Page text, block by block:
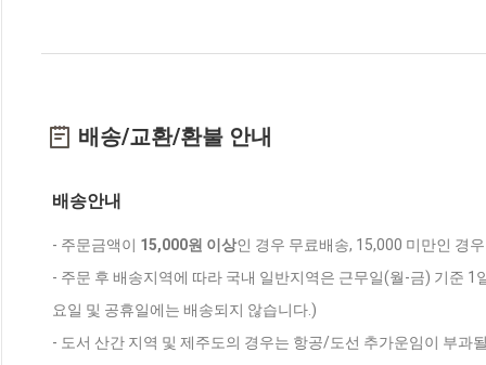
배송/교환/환불 안내
배송안내
- 주문금액이 15,000원 이상인 경우 무료배송, 15,000 미만인 경
- 주문 후 배송지역에 따라 국내 일반지역은 근무일(월-금) 기준
요일 및 공휴일에는 배송되지 않습니다.)
- 도서 산간 지역 및 제주도의 경우는 항공/도선 추가운임이 부과